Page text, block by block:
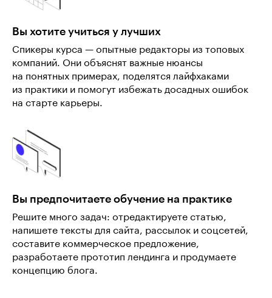
Вы хотите учиться у лучших
Спикеры курса — опытные редакторы из топовых
компаний. Они объяснят важные нюансы
на понятных примерах, поделятся лайфхаками
из практики и помогут избежать досадных ошибок
на старте карьеры.
Вы предпочитаете обучение на практике
Решите много задач: отредактируете статью,
напишете тексты для сайта, рассылок и соцсетей,
составите коммерческое предложение,
разработаете прототип лендинга и продумаете
концепцию блога.